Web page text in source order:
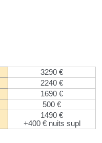
3290 €
2240 €
1690 €
500 €
1490 €
+400 € nuits supl